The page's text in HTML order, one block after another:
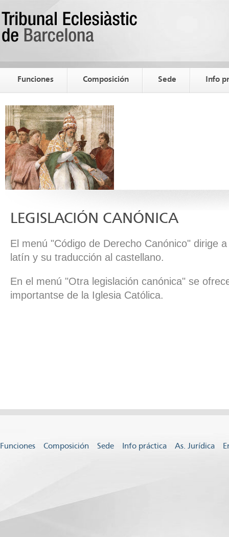
Funciones Composición Sede Info
LEGISLACIÓN CANÓNICA
El menú "Código de Derecho Canónico" dirige
latín y su traducción al castellano.
En el menú "Otra legislación canónica" se
importantse de la Iglesia Católica.
Funciones Composición Sede Info práctica As. Jurídica